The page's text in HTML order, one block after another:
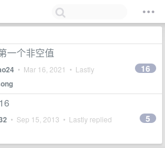
一个非空值
• Mar 16, 2021 • Lastly
16
• Sep 15, 2013 • Lastly replied
5